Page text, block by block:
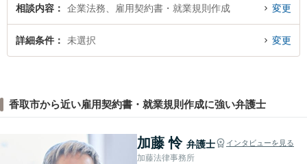
相談内容 企業法務、雇用契約書・就業規則作成 変更
詳細条件 未選択 変更
香取市から近い雇用契約書・就業規則作成に強い弁護士
加藤 怜 弁護士 インタビューを見る
加藤法律事務所